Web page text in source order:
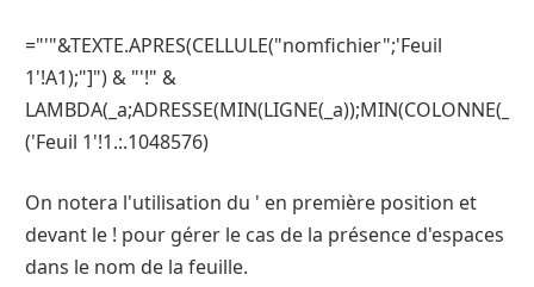
="'"&TEXTE.APRES(CELLULE("nomfichier";'Feuil
1'!A1);"]") & "'!" &
('Feuil 1'!1.:.1048576)
On notera l'utilisation du ' en première position et
devant le ! pour gérer le cas de la présence d'espaces
dans le nom de la feuille.